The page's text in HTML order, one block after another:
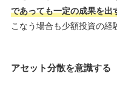
であっても一定の成果を出
こなう場合も少額投資の経
アセット分散を意識する